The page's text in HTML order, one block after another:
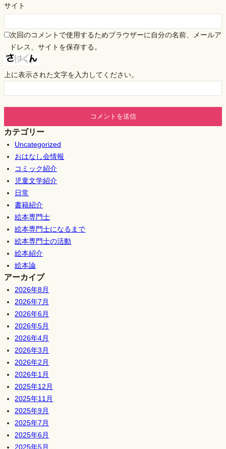
サイト
次回のコメントで使用するためブラウザーに自分の名前、メールア
ドレス、サイトを保存する。
上に表示された文字を入力してください。
カテゴリー
Uncategorized
おはなし会情報
コミック紹介
児童文学紹介
日常
書籍紹介
絵本専門士
絵本専門士になるまで
絵本専門士の活動
絵本紹介
絵本論
アーカイブ
2026年8月
2026年7月
2026年6月
2026年5月
2026年4月
2026年3月
2026年2月
2026年1月
2025年12月
2025年11月
2025年9月
2025年7月
2025年6月
2025年5月